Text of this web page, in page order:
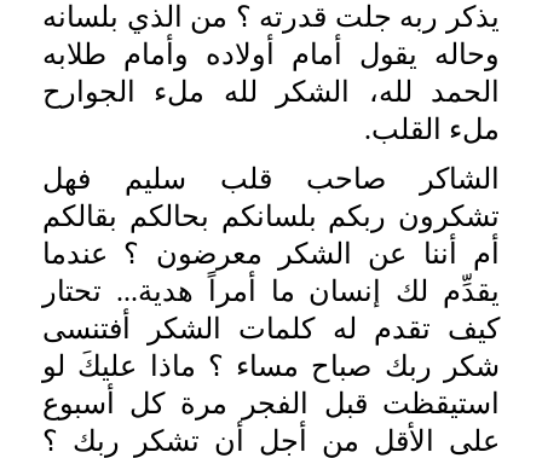
يذكر ربه جلت قدرته ؟ من الذي بلسانه
وحاله يقول أمام أولاده وأمام طلابه
الحمد لله، الشكر لله ملء الجوارح
ملء القلب.
الشاكر صاحب قلب سليم فهل
تشكرون ربكم بلسانكم بحالكم بقالكم
أم أننا عن الشكر معرضون ؟ عندما
يقدِّم لك إنسان ما أمراً هدية... تحتار
كيف تقدم له كلمات الشكر أفتنسى
شكر ربك صباح مساء ؟ ماذا عليكَ لو
استيقظت قبل الفجر مرة كل أسبوع
على الأقل من أجل أن تشكر ربك ؟